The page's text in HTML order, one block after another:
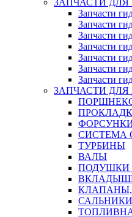
ЗАПЧАСТИ ДЛЯ
Запчасти
Запчасти
Запчасти
Запчасти
Запчасти
Запчасти
Запчасти
ЗАПЧАСТИ ДЛЯ
СИСТЕМА
ТУРБИНЫ
ВАЛЫ
ПОДУШКИ
КЛАПАНЫ,